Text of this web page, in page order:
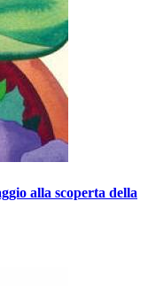
alla scoperta della